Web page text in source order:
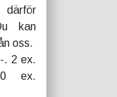
därför
kan
oss.
. 2 ex.
ex.